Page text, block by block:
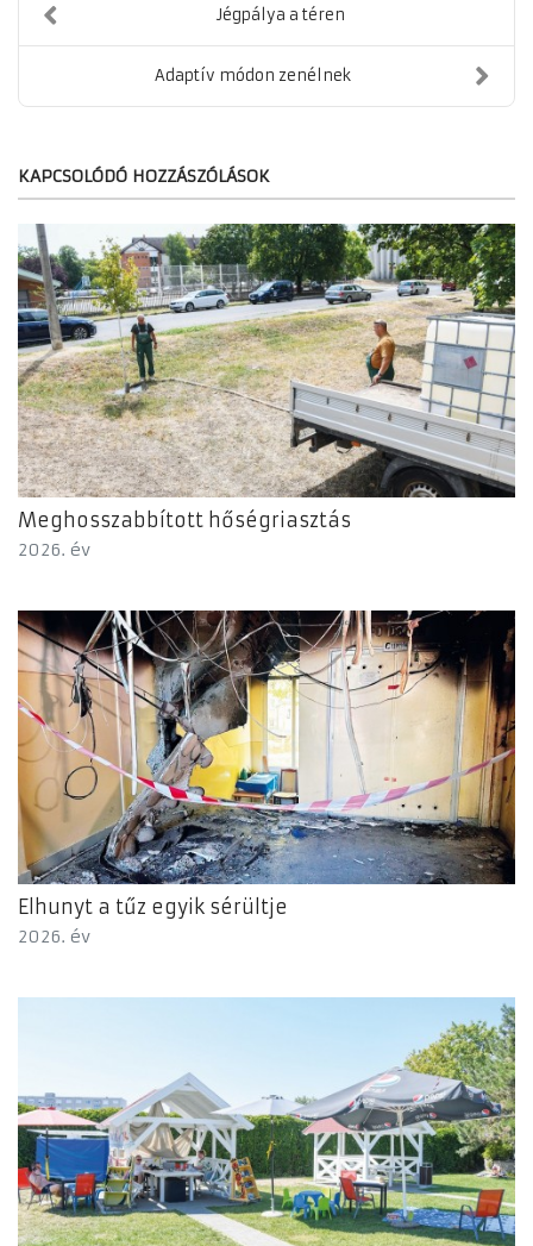
Jégpálya a téren
Adaptív módon zenélnek
KAPCSOLÓDÓ HOZZÁSZÓLÁSOK
Meghosszabbított hőségriasztás
2026. év
Elhunyt a tűz egyik sérültje
2026. év